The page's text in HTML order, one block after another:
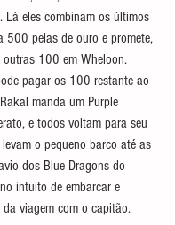
Lá eles combinam os últimos
500 pelas de ouro e promete,
outras 100 em Wheloon.
pagar os 100 restante ao
manda um Purple
e todos voltam para seu
o pequeno barco até as
dos Blue Dragons do
intuito de embarcar e
viagem com o capitão.